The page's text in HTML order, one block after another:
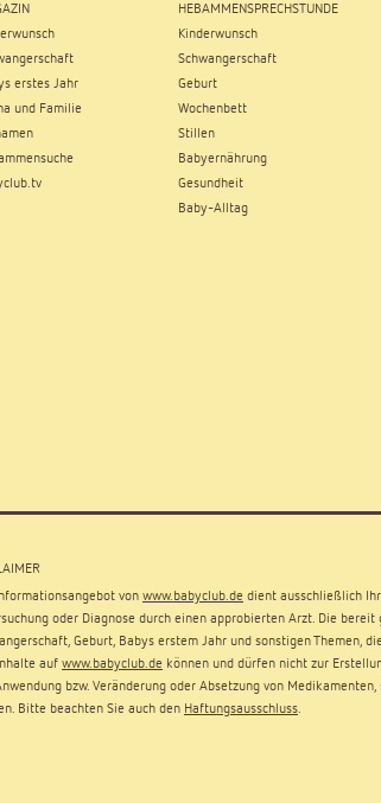
erstes Jahr
und Familie
HEBAMMENSPRECHSTUNDE
Kinderwunsch
Schwangerschaft
Geburt
Wochenbett
Stillen
Babyernährung
Gesundheit
Baby-Alltag
von www.babyclub.de dient ausschließlich
oder Diagnose durch einen approbierten Arzt. Die
Geburt, Babys erstem Jahr und sonstigen Themen,
auf www.babyclub.de können und dürfen nicht zur
bzw. Veränderung oder Absetzung von
Bitte beachten Sie auch den Haftungsausschluss.